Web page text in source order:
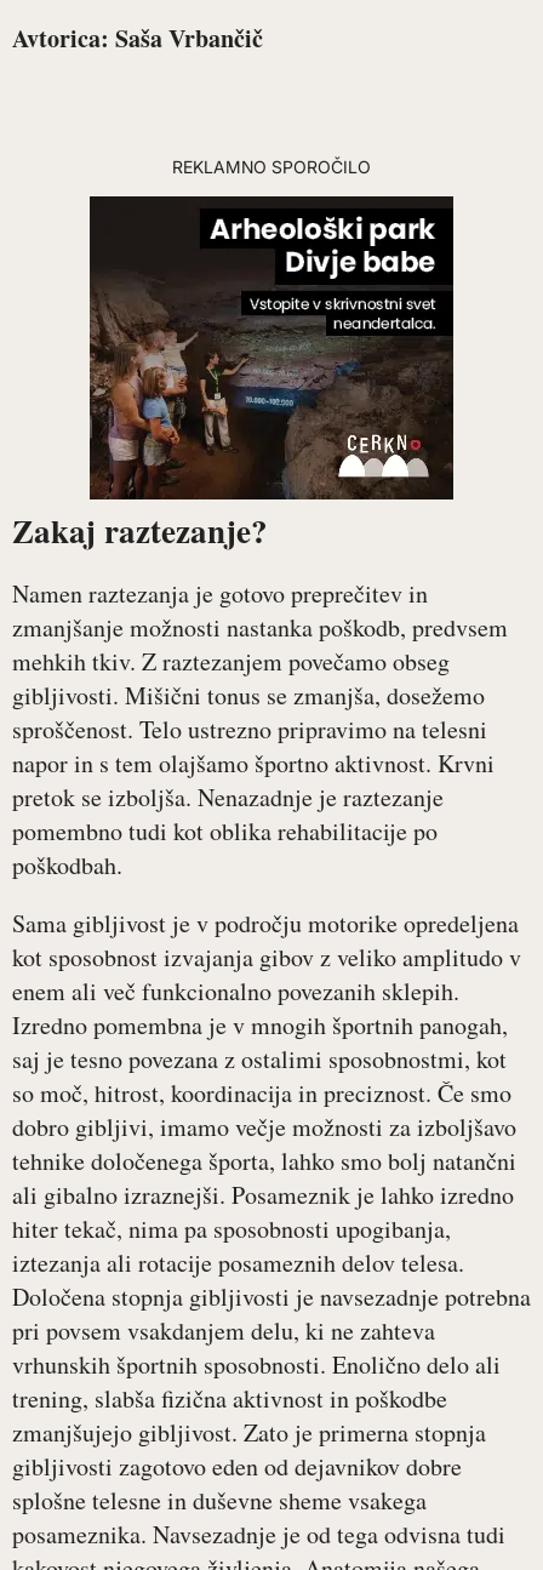
Avtorica: Saša Vrbančič
REKLAMNO SPOROČILO
Zakaj raztezanje?
Namen raztezanja je gotovo preprečitev in
zmanjšanje možnosti nastanka poškodb, predvsem
mehkih tkiv. Z raztezanjem povečamo obseg
gibljivosti. Mišični tonus se zmanjša, dosežemo
sproščenost. Telo ustrezno pripravimo na telesni
napor in s tem olajšamo športno aktivnost. Krvni
pretok se izboljša. Nenazadnje je raztezanje
pomembno tudi kot oblika rehabilitacije po
poškodbah.
Sama gibljivost je v področju motorike opredeljena
kot sposobnost izvajanja gibov z veliko amplitudo v
enem ali več funkcionalno povezanih sklepih.
Izredno pomembna je v mnogih športnih panogah,
saj je tesno povezana z ostalimi sposobnostmi, kot
so moč, hitrost, koordinacija in preciznost. Če smo
dobro gibljivi, imamo večje možnosti za izboljšavo
tehnike določenega športa, lahko smo bolj natančni
ali gibalno izraznejši. Posameznik je lahko izredno
hiter tekač, nima pa sposobnosti upogibanja,
iztezanja ali rotacije posameznih delov telesa.
Določena stopnja gibljivosti je navsezadnje potrebna
pri povsem vsakdanjem delu, ki ne zahteva
vrhunskih športnih sposobnosti. Enolično delo ali
trening, slabša fizična aktivnost in poškodbe
zmanjšujejo gibljivost. Zato je primerna stopnja
gibljivosti zagotovo eden od dejavnikov dobre
splošne telesne in duševne sheme vsakega
posameznika. Navsezadnje je od tega odvisna tudi